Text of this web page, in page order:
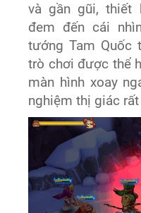
và gần gũi, thiết
đem đến cái
tướng Tam Quốc
trò chơi được thể
màn hình xoay
nghiệm thị giác